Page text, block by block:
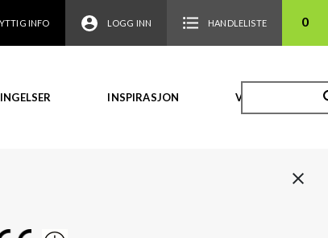
INFO LOGG INN HANDLELISTE 0
INSPIRASJON VIDEO